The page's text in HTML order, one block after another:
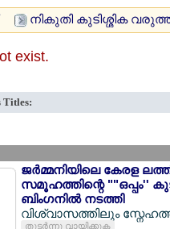
നികുതി കുടിശ്ശിക
exist.
Titles:
ജര്‍മ്മനിയിലെ കേരള
സമൂഹത്തിന്റെ ""ഒപ്പം''
ബിംഗനില്‍ നടത്തി
വിശ്വാസത്തിലും
തുടര്‍ന്നു വായിക്കുക